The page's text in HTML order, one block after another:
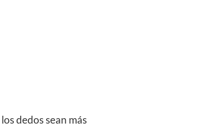
dedos sean más